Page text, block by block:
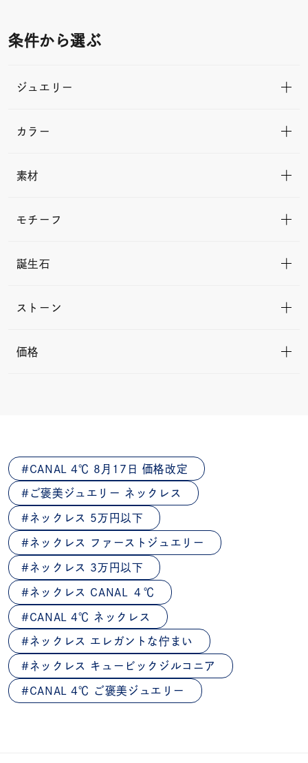
条件から選ぶ
ジュエリー
カラー
素材
モチーフ
誕生石
ストーン
価格
CANAL 4℃ 8月17日 価格改定
ご褒美ジュエリー ネックレス
ネックレス 5万円以下
ネックレス ファーストジュエリー
ネックレス 3万円以下
ネックレス CANAL ４℃
CANAL 4℃ ネックレス
ネックレス エレガントな佇まい
ネックレス キュービックジルコニア
CANAL 4℃ ご褒美ジュエリー